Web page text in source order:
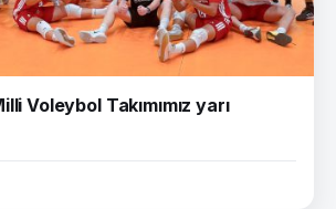
Voleybol Takımımız yarı